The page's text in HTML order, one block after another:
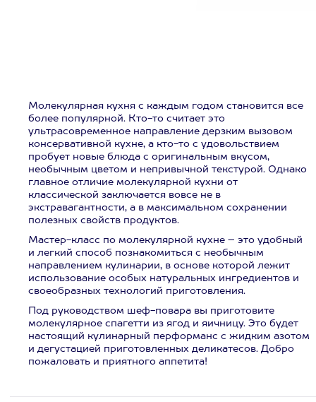
Молекулярная кухня с каждым годом становится все
более популярной. Кто-то считает это
ультрасовременное направление дерзким вызовом
консервативной кухне, а кто-то с удовольствием
пробует новые блюда с оригинальным вкусом,
необычным цветом и непривычной текстурой. Однако
главное отличие молекулярной кухни от
классической заключается вовсе не в
экстравагантности, а в максимальном сохранении
полезных свойств продуктов.
Мастер-класс по молекулярной кухне – это удобный
и легкий способ познакомиться с необычным
направлением кулинарии, в основе которой лежит
использование особых натуральных ингредиентов и
своеобразных технологий приготовления.
Под руководством шеф-повара вы приготовите
молекулярное спагетти из ягод и яичницу. Это будет
настоящий кулинарный перформанс с жидким азотом
и дегустацией приготовленных деликатесов. Добро
пожаловать и приятного аппетита!